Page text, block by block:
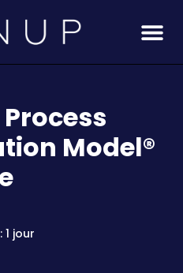
Model®
1 jour